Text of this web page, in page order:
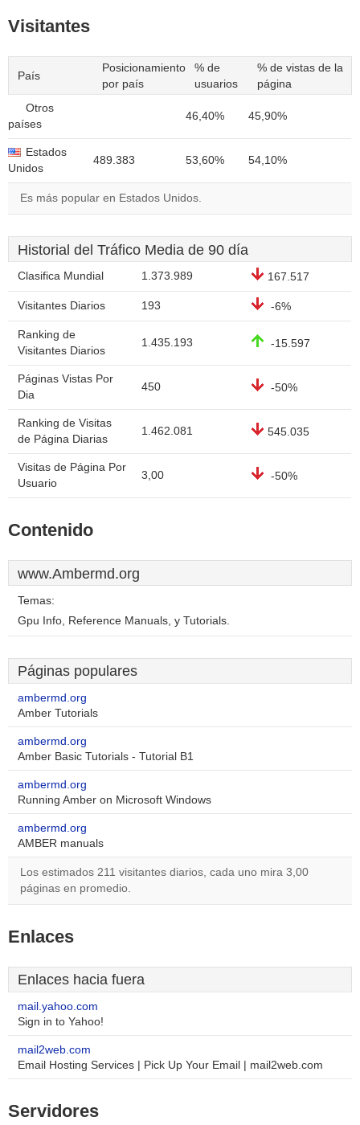
Visitantes
País
Posicionamiento
por país
% de
usuarios
% de vistas de la
página
Otros
países
46,40% 45,90%
Estados
Unidos
489.383 53,60% 54,10%
Es más popular en Estados Unidos.
Historial del Tráfico Media de 90 día
Clasifica Mundial 1.373.989 167.517
Visitantes Diarios 193 -6%
Ranking de
Visitantes Diarios
1.435.193 -15.597
Páginas Vistas Por
Dia
450 -50%
Ranking de Visitas
de Página Diarias
1.462.081 545.035
Visitas de Página Por
Usuario
3,00 -50%
Contenido
www.Ambermd.org
Temas:
Gpu Info, Reference Manuals, y Tutorials.
Páginas populares
ambermd.org
Amber Tutorials
ambermd.org
Amber Basic Tutorials - Tutorial B1
ambermd.org
Running Amber on Microsoft Windows
ambermd.org
AMBER manuals
Los estimados 211 visitantes diarios, cada uno mira 3,00
páginas en promedio.
Enlaces
Enlaces hacia fuera
mail.yahoo.com
Sign in to Yahoo!
mail2web.com
Email Hosting Services | Pick Up Your Email | mail2web.com
Servidores